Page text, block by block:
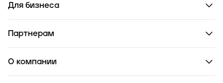
Для бизнеса
Партнерам
О компании